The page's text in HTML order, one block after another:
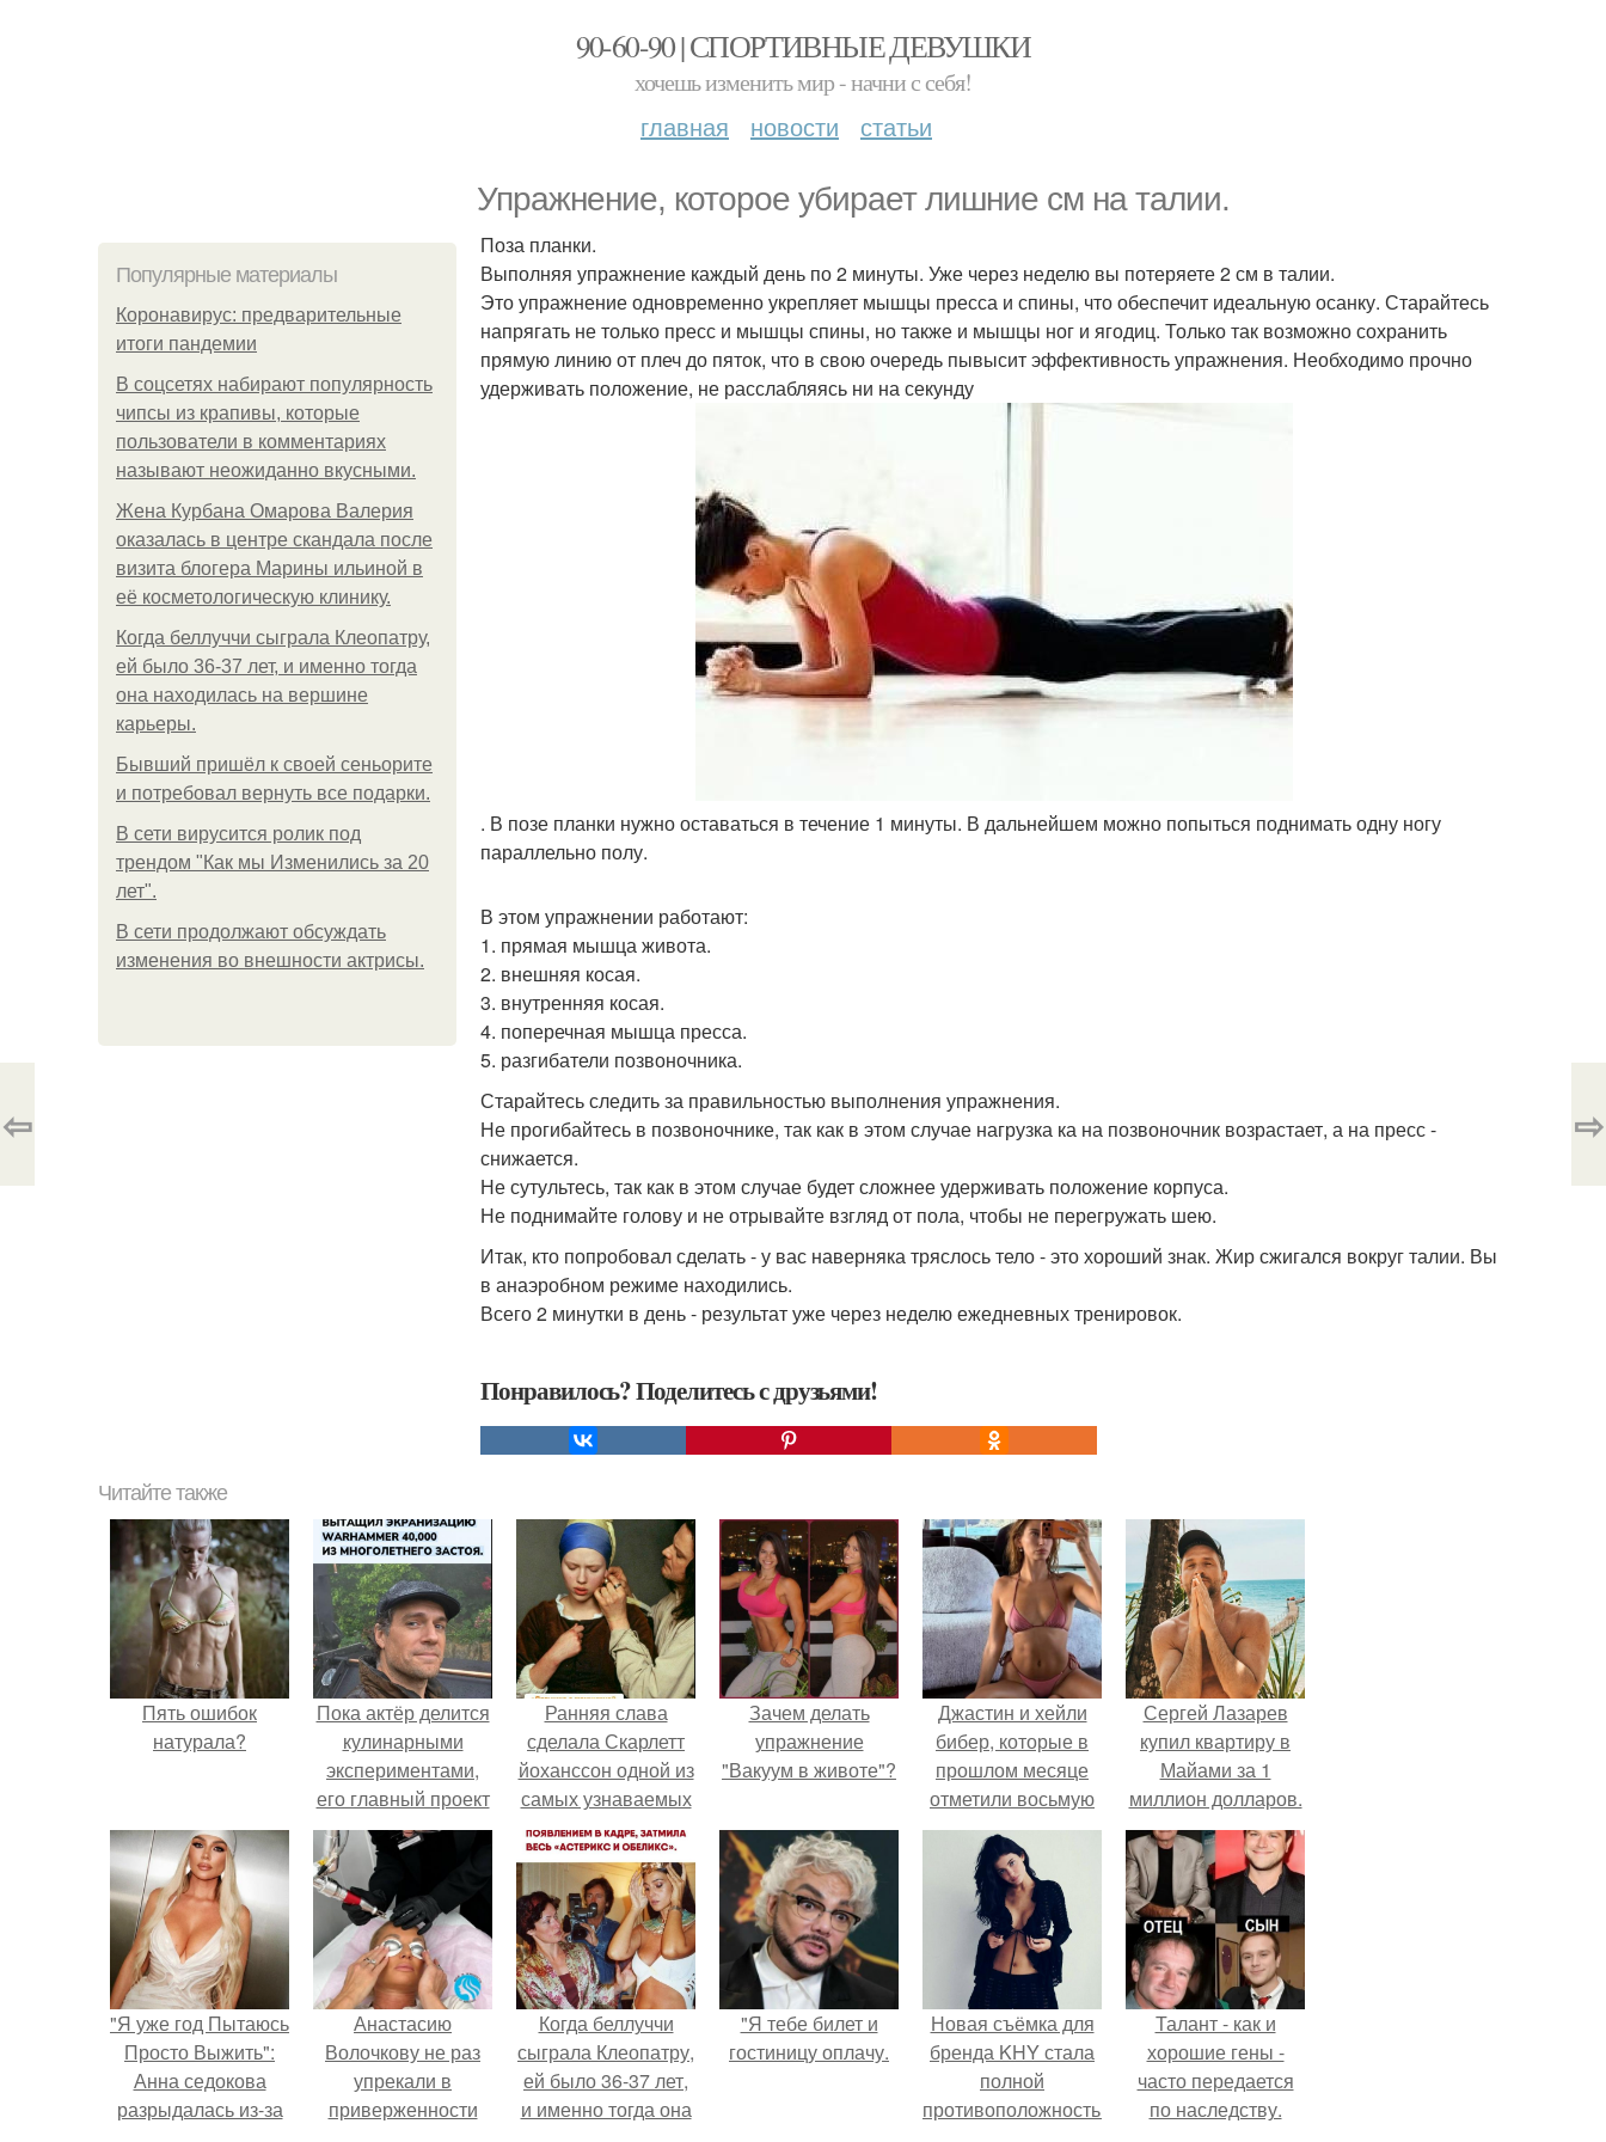
90-60-90 | СПОРТИВНЫЕ ДЕВУШКИ
хочешь изменить мир - начни с себя!
главная новости статьи
Упражнение, которое убирает лишние см на талии.
Популярные материалы
Коронавирус: предварительные
итоги пандемии
В соцсетях набирают популярность
чипсы из крапивы, которые
пользователи в комментариях
называют неожиданно вкусными.
Жена Курбана Омарова Валерия
оказалась в центре скандала после
визита блогера Марины ильиной в
её косметологическую клинику.
Когда беллуччи сыграла Клеопатру,
ей было 36-37 лет, и именно тогда
она находилась на вершине
карьеры.
Бывший пришёл к своей сеньорите
и потребовал вернуть все подарки.
В сети вирусится ролик под
трендом "Как мы Изменились за 20
лет".
В сети продолжают обсуждать
изменения во внешности актрисы.
Поза планки.
Выполняя упражнение каждый день по 2 минуты. Уже через неделю вы потеряете 2 см в талии.
Это упражнение одновременно укрепляет мышцы пресса и спины, что обеспечит идеальную осанку. Старайтесь
напрягать не только пресс и мышцы спины, но также и мышцы ног и ягодиц. Только так возможно сохранить
прямую линию от плеч до пяток, что в свою очередь пывысит эффективность упражнения. Необходимо прочно
удерживать положение, не расслабляясь ни на секунду
. В позе планки нужно оставаться в течение 1 минуты. В дальнейшем можно попыться поднимать одну ногу
параллельно полу.
В этом упражнении работают:
1. прямая мышца живота.
2. внешняя косая.
3. внутренняя косая.
4. поперечная мышца пресса.
5. разгибатели позвоночника.
Старайтесь следить за правильностью выполнения упражнения.
Не прогибайтесь в позвоночнике, так как в этом случае нагрузка ка на позвоночник возрастает, а на пресс -
снижается.
Не сутультесь, так как в этом случае будет сложнее удерживать положение корпуса.
Не поднимайте голову и не отрывайте взгляд от пола, чтобы не перегружать шею.
Итак, кто попробовал сделать - у вас наверняка тряслось тело - это хороший знак. Жир сжигался вокруг талии. Вы
в анаэробном режиме находились.
Всего 2 минутки в день - результат уже через неделю ежедневных тренировок.
Понравилось? Поделитесь с друзьями!
⇦ ⇨
Читайте также
Пять ошибок
натурала?
Пока актёр делится
кулинарными
экспериментами,
его главный проект
сделал серьёзный
шаг вперёд.
Ранняя слава
сделала Скарлетт
йоханссон одной из
самых узнаваемых
актрис голливуда,
но за глянцевым
фасадом
скрывалась
огромная
неуверенность.
Зачем делать
упражнение
"Вакуум в животе"?
Джастин и хейли
бибер, которые в
прошлом месяце
отметили восьмую
годовщину
помолвки, показали
новые фото с
совместного
отдыха.
Сергей Лазарев
купил квартиру в
Майами за 1
миллион долларов.
"Я уже год Пытаюсь
Просто Выжить":
Анна седокова
разрыдалась из-за
Анастасию
Волочкову не раз
упрекали в
приверженности
Когда беллуччи
сыграла Клеопатру,
ей было 36-37 лет,
и именно тогда она
"Я тебе билет и
гостиницу оплачу.
Новая съёмка для
бренда KHY стала
полной
противоположностью
Талант - как и
хорошие гены -
часто передается
по наследству.